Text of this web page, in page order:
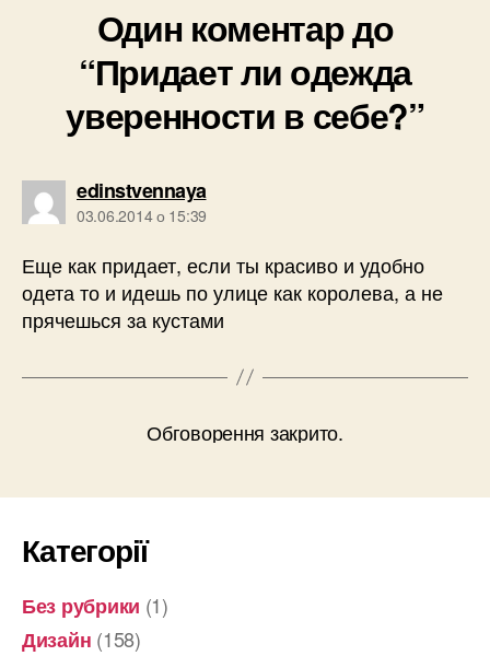
Один коментар до
“Придает ли одежда
уверенности в себе?”
edinstvennayaговорить:
03.06.2014 о 15:39
Еще как придает, если ты красиво и удобно
одета то и идешь по улице как королева, а не
прячешься за кустами
Обговорення закрито.
Категорії
Без рубрики (1)
Дизайн (158)